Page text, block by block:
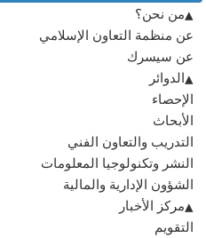
من نحن؟
عن منظمة التعاون الإسلامي
عن سيسرك
الدوائر
الإحصاء
الأبحاث
التدريب والتعاون الفني
النشر وتكنولوجيا المعلومات
الشؤون الإدارية والمالية
مركز الأخبار
التقويم